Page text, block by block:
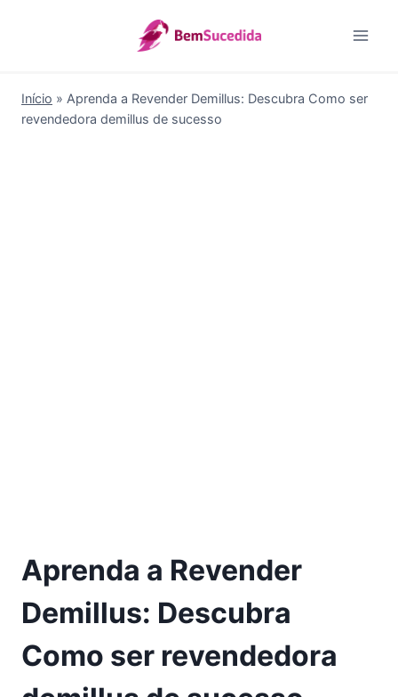
Início » Aprenda a Revender Demillus: Descubra Como ser
revendedora demillus de sucesso
Aprenda a Revender
Demillus: Descubra
Como ser revendedora